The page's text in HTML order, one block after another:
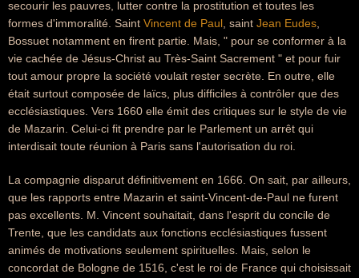
secourir les pauvres, lutter contre la prostitution et toutes les
formes d'immoralité. Saint Vincent de Paul , saint Jean Eudes
Bossuet notamment en firent partie. Mais, " pour se conformer à la
vie cachée de Jésus-Christ au Très-Saint Sacrement " et pour fuir
tout amour propre la société voulait rester secrète. En outre, elle
était surtout composée de laïcs, plus difficiles à contrôler que des
ecclésiastiques. Vers 1660 elle émit des critiques sur le style de vie
de Mazarin. Celui-ci fit prendre par le Parlement un arrêt qui
interdisait toute réunion à Paris sans l'autorisation du roi.
La compagnie disparut définitivement en 1666. On sait, par ailleurs,
que les rapports entre Mazarin et saint-Vincent-de-Paul ne furent
pas excellents. M. Vincent souhaitait, dans l'esprit du concile de
Trente, que les candidats aux fonctions ecclésiastiques fussent
animés de motivations seulement spirituelles. Mais, selon le
concordat de Bologne de 1516, c'est le roi de France qui choisissait